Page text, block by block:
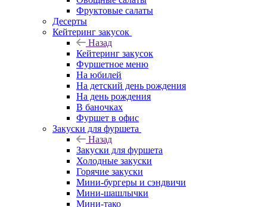
Фруктовые салаты
Десерты
Кейтеринг закусок
Назад
Кейтеринг закусок
Фуршетное меню
На юбилей
На детский день рождения
На день рождения
В баночках
Фуршет в офис
Закуски для фуршета
Назад
Закуски для фуршета
Холодные закуски
Горячие закуски
Мини-бургеры и сэндвичи
Мини-шашлычки
Мини-тако